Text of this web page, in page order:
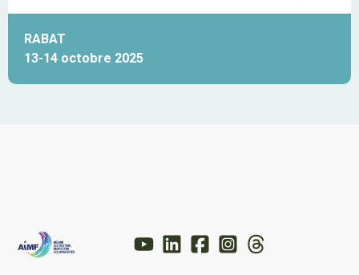
RABAT
13-14 octobre 2025